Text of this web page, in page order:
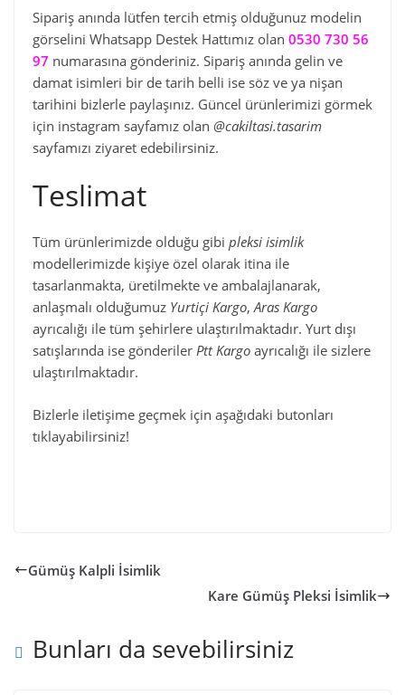
Sipariş anında lütfen tercih etmiş olduğunuz modelin
görselini Whatsapp Destek Hattımız olan 0530 730 56
97 numarasına gönderiniz. Sipariş anında gelin ve
damat isimleri bir de tarih belli ise söz ve ya nişan
tarihini bizlerle paylaşınız. Güncel ürünlerimizi görmek
için instagram sayfamız olan @cakiltasi.tasarim
sayfamızı ziyaret edebilirsiniz.
Teslimat
Tüm ürünlerimizde olduğu gibi pleksi isimlik
modellerimizde kişiye özel olarak itina ile
tasarlanmakta, üretilmekte ve ambalajlanarak,
anlaşmalı olduğumuz Yurtiçi Kargo,Aras Kargo
ayrıcalığı ile tüm şehirlere ulaştırılmaktadır. Yurt dışı
satışlarında ise gönderiler Ptt Kargo ayrıcalığı ile sizlere
ulaştırılmaktadır.
Bizlerle iletişime geçmek için aşağıdaki butonları
tıklayabilirsiniz!
Gümüş Kalpli İsimlik
Kare Gümüş Pleksi İsimlik
Bunları da sevebilirsiniz